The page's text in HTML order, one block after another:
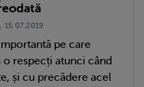
15.07.2019
pe care
o respecți atunci când
și cu precădere acel